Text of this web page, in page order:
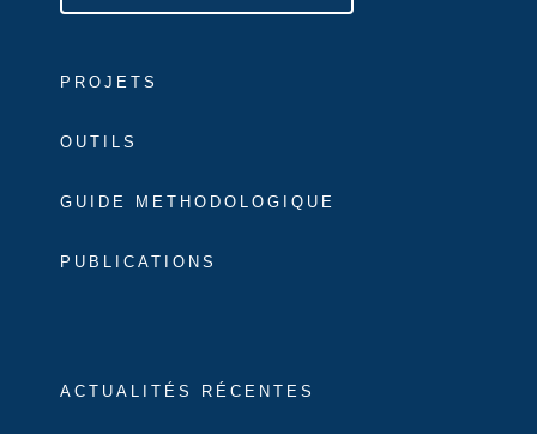
PROJETS
OUTILS
GUIDE METHODOLOGIQUE
PUBLICATIONS
ACTUALITÉS RÉCENTES